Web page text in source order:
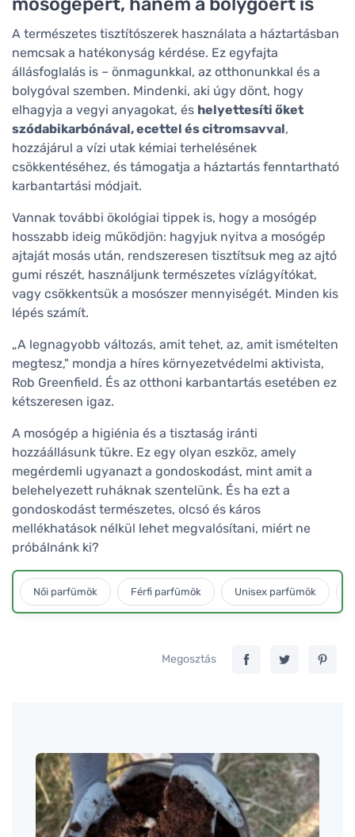
A természetes tisztítószerek használata a háztartásban
nemcsak a hatékonyság kérdése. Ez egyfajta
állásfoglalás is – önmagunkkal, az otthonunkkal és a
bolygóval szemben. Mindenki, aki úgy dönt, hogy
elhagyja a vegyi anyagokat, és helyettesíti őket
szódabikarbónával, ecettel és citromsavval,
hozzájárul a vízi utak kémiai terhelésének
csökkentéséhez, és támogatja a háztartás fenntartható
karbantartási módjait.
Vannak további ökológiai tippek is, hogy a mosógép
hosszabb ideig működjön: hagyjuk nyitva a mosógép
ajtaját mosás után, rendszeresen tisztítsuk meg az ajtó
gumi részét, használjunk természetes vízlágyítókat,
vagy csökkentsük a mosószer mennyiségét. Minden kis
lépés számít.
„A legnagyobb változás, amit tehet, az, amit ismételten
megtesz," mondja a híres környezetvédelmi aktivista,
Rob Greenfield. És az otthoni karbantartás esetében ez
kétszeresen igaz.
A mosógép a higiénia és a tisztaság iránti
hozzáállásunk tükre. Ez egy olyan eszköz, amely
megérdemli ugyanazt a gondoskodást, mint amit a
belehelyezett ruháknak szentelünk. És ha ezt a
gondoskodást természetes, olcsó és káros
mellékhatások nélkül lehet megvalósítani, miért ne
próbálnánk ki?
Női parfümök Férfi parfümök Unisex parfümök
Megosztás